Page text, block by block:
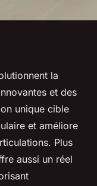
des
la
et des
unique cible
et améliore
Plus
aussi un réel